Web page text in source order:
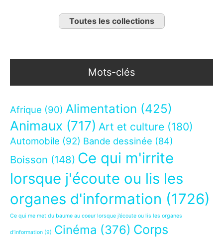
Toutes les collections
Mots-clés
Afrique (90) Alimentation (425)
Animaux (717) Art et culture (180)
Automobile (92) Bande dessinée (84)
Boisson (148) Ce qui m'irrite
lorsque j'écoute ou lis les
organes d'information (1726)
Ce qui me met du baume au coeur lorsque j’écoute ou lis les organes
d’information (9) Cinéma (376) Corps